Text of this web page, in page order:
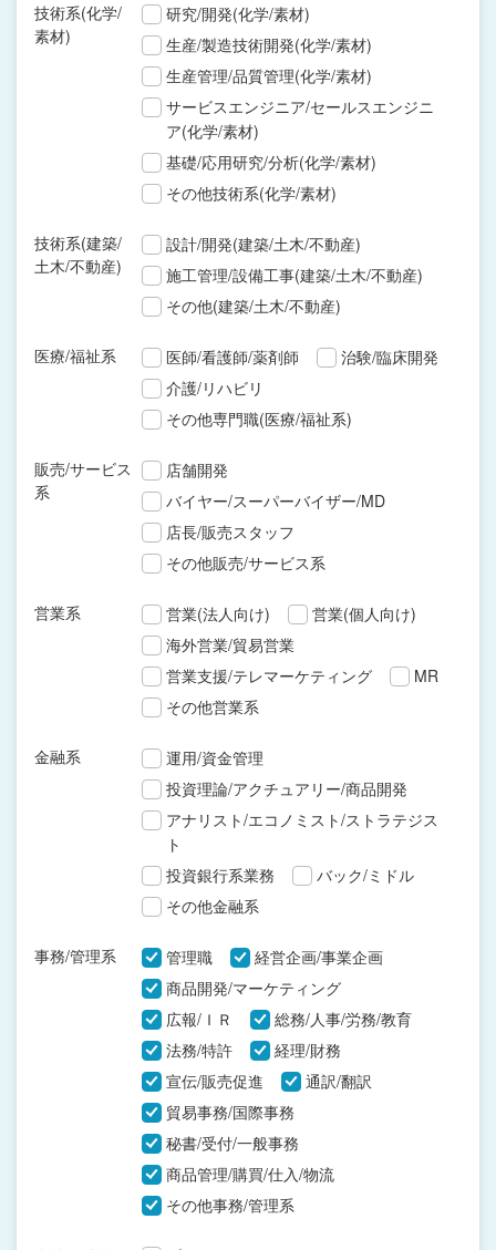
技術系(化学/
素材)
研究/開発(化学/素材)
生産/製造技術開発(化学/素材)
生産管理/品質管理(化学/素材)
サービスエンジニア/セールスエンジニ
ア(化学/素材)
基礎/応用研究/分析(化学/素材)
その他技術系(化学/素材)
技術系(建築/
土木/不動産)
設計/開発(建築/土木/不動産)
施工管理/設備工事(建築/土木/不動産)
その他(建築/土木/不動産)
医療/福祉系 医師/看護師/薬剤師
治験/臨床開発
介護/リハビリ
その他専門職(医療/福祉系)
販売/サービス
系
店舗開発
バイヤー/スーパーバイザー/MD
店長/販売スタッフ
その他販売/サービス系
営業系 営業(法人向け)
営業(個人向け)
海外営業/貿易営業
営業支援/テレマーケティング
MR
その他営業系
金融系
運用/資金管理
投資理論/アクチュアリー/商品開発
アナリスト/エコノミスト/ストラテジス
ト
投資銀行系業務
バック/ミドル
その他金融系
事務/管理系 管理職
経営企画/事業企画
商品開発/マーケティング
広報/ＩＲ
総務/人事/労務/教育
法務/特許
経理/財務
宣伝/販売促進
通訳/翻訳
貿易事務/国際事務
秘書/受付/一般事務
商品管理/購買/仕入/物流
その他事務/管理系